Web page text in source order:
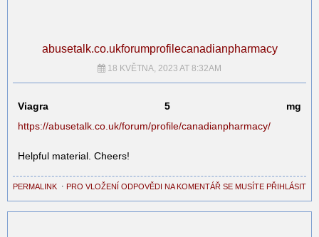
abusetalk.co.ukforumprofilecanadianpharmacy
18 KVĚTNA, 2023 AT 8:32AM
Viagra 5 mg
https://abusetalk.co.uk/forum/profile/canadianpharmacy/
Helpful material. Cheers!
PERMALINK ⋅ PRO VLOŽENÍ ODPOVĚDI NA KOMENTÁŘ SE MUSÍTE PŘIHLÁSIT